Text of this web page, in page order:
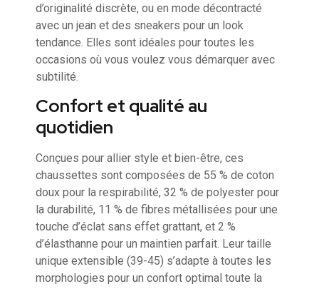
d’originalité discrète, ou en mode décontracté
avec un jean et des sneakers pour un look
tendance. Elles sont idéales pour toutes les
occasions où vous voulez vous démarquer avec
subtilité.
Confort et qualité au
quotidien
Conçues pour allier style et bien-être, ces
chaussettes sont composées de 55 % de coton
doux pour la respirabilité, 32 % de polyester pour
la durabilité, 11 % de fibres métallisées pour une
touche d’éclat sans effet grattant, et 2 %
d’élasthanne pour un maintien parfait. Leur taille
unique extensible (39-45) s’adapte à toutes les
morphologies pour un confort optimal toute la